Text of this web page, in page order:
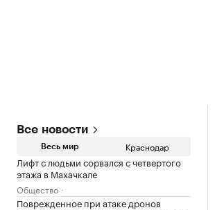
Все новости
Весь мир Краснодар
Лифт с людьми сорвался с четвертого
этажа в Махачкале
Общество
Поврежденное при атаке дронов